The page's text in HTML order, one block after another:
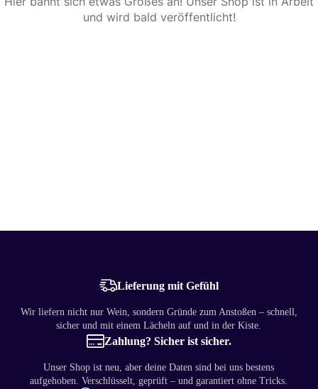
und wird bald veröffentlicht!
Lieferung mit Gefühl
Wir liefern nicht nur Wein, sondern Gründe zum Anstoßen – schnell,
sicher und mit einem Lächeln auf und in der Kiste.
Zahlung? Sicher ist sicher.
Unser Shop ist neu, aber deine Daten sind bei uns bestens
aufgehoben. Verschlüsselt, geprüft – und garantiert ohne Tricks.